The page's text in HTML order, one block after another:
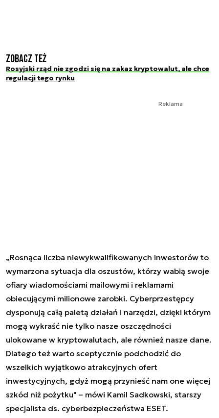
Zobacz też
Rosyjski rząd nie zgodzi się na zakaz kryptowalut, ale chce
regulacji tego rynku
Reklama
„Rosnąca liczba niewykwalifikowanych inwestorów to
wymarzona sytuacja dla oszustów, którzy wabią swoje
ofiary wiadomościami mailowymi i reklamami
obiecującymi milionowe zarobki. Cyberprzestępcy
dysponują całą paletą działań i narzędzi, dzięki którym
mogą wykraść nie tylko nasze oszczędności
ulokowane w kryptowalutach, ale również nasze dane.
Dlatego też warto sceptycznie podchodzić do
wszelkich wyjątkowo atrakcyjnych ofert
inwestycyjnych, gdyż mogą przynieść nam one więcej
szkód niż pożytku" – mówi Kamil Sadkowski, starszy
specjalista ds. cyberbezpieczeństwa ESET.